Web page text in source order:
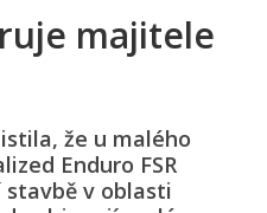
majitele
že u malého
Enduro FSR
stavbě v oblasti